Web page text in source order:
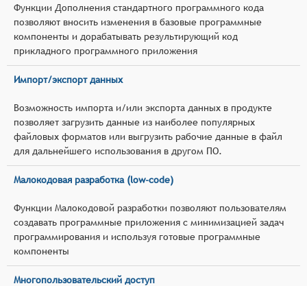
Функции Дополнения стандартного программного кода
позволяют вносить изменения в базовые программные
компоненты и дорабатывать результирующий код
прикладного программного приложения
Импорт/экспорт данных
Возможность импорта и/или экспорта данных в продукте
позволяет загрузить данные из наиболее популярных
файловых форматов или выгрузить рабочие данные в файл
для дальнейшего использования в другом ПО.
Малокодовая разработка (low-code)
Функции Малокодовой разработки позволяют пользователям
создавать программные приложения с минимизацией задач
программирования и используя готовые программные
компоненты
Многопользовательский доступ